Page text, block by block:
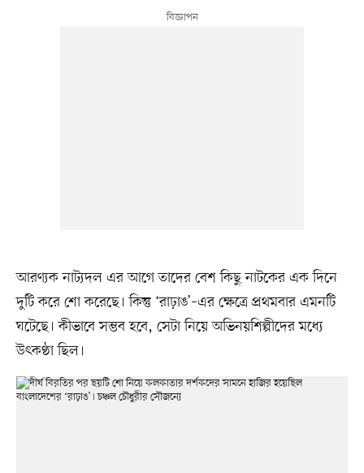
আরণ্যক নাট্যদল এর আগে তাদের বেশ কিছু নাটকের এক দিনে
দুটি করে শো করেছে। কিন্তু ‘রাঢ়াঙ’–এর ক্ষেত্রে প্রথমবার এমনটি
ঘটেছে। কীভাবে সম্ভব হবে, সেটা নিয়ে অভিনয়শিল্পীদের মধ্যে
উৎকণ্ঠা ছিল।